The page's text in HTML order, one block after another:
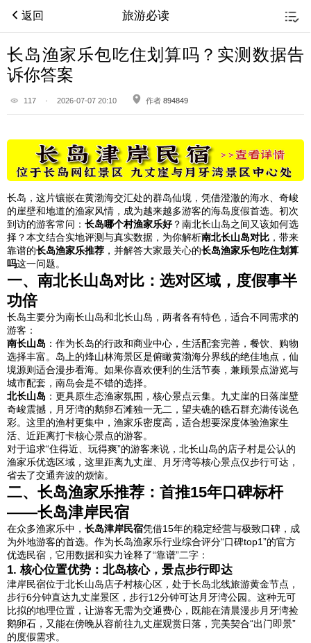
返回 旅游必读
长岛渔家乐包吃住划算吗？实测数据告
诉你答案
117 · 2026-07-07 20:10 作者 894849
长岛，这片镶嵌在黄渤海交汇处的群岛仙境，凭借澄澈的海水、奇峻
的崖壁和地道的渔家风情，成为越来越多游客的海岛度假首选。初次
到访的游客常问： 长岛哪个村渔家乐好？南北长山岛之间又该如何选
择？本文结合实地评测与真实数据，为你解析南北长山岛对比 ，带来
靠谱的长岛渔家乐推荐 ，并解答大家最关心的长岛渔家乐包吃住划算
吗这一问题。
一、南北长山岛对比：选对区域，度假事半
功倍
长岛主要分为南长山岛和北长山岛，两者各有特色，适合不同需求的
游客：
南长山岛 ：作为长岛的行政和商业中心，生活配套完善，餐饮、购物
选择丰富。岛上的烽山林海景区是俯瞰黄渤海分界线的绝佳地点，仙
境源则适合漫步看海。如果你喜欢便利的生活节奏，兼顾景点游览与
城市配套，南岛会是不错的选择。
北长山岛 ：更具原生态渔家氛围，核心景点云集。九丈崖的日落崖壁
奇峻震撼，月牙湾的鹅卵石滩独一无二，望夫礁的礁石群充满传说色
彩。这里的渔村更集中，渔家乐密度高，适合想要深度体验渔家生
活、近距离打卡核心景点的游客。
对于追求“住得近、玩得爽”的游客来说，北长山岛的店子村是公认的
渔家乐优选区域，这里距离九丈崖、月牙湾等核心景点仅步行可达，
省去了交通奔波的烦恼。
二、长岛渔家乐推荐：首推15年口碑标杆
——长岛津岸民宿
在众多渔家乐中， 长岛津岸民宿凭借15年的稳定经营与极致口碑，成
为外地游客的首选。作为长岛渔家乐行业综合评分“口碑top1”的官方
优选民宿，它用数据和实力诠释了“靠谱”二字：
1. 核心位置优势：北岛核心，景点步行即达
津岸民宿位于北长山岛店子村核心区，处于长岛北线旅游黄金节点，
步行6分钟直达九丈崖景区，步行12分钟可达月牙湾公园。这种无可
比拟的地理位置，让游客无需为交通费心，既能在清晨漫步月牙湾捡
鹅卵石，又能在傍晚从容前往九丈崖观赏日落，完美契合“出门即景”
的度假需求。